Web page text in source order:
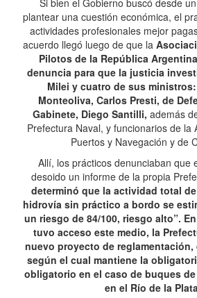
Si bien el Gobierno buscó desde
plantear una cuestión económica, el
actividades profesionales mejor
acuerdo llegó luego de que la
Pilotos de la República
denuncia para que la justicia
Milei y cuatro de sus
Monteoliva, Carlos Presti, de
Gabinete, Diego Santilli, además
Prefectura Naval, y funcionarios de la
Puertos y Navegación y de
Allí, los prácticos denunciaban que
desoido un informe de la propia
determinó que la actividad total
hidrovía sin práctico a bordo se
un riesgo de 84/100, riesgo alto”.
tuvo acceso este medio, la
nuevo proyecto de
según el cual mantiene la
obligatorio en el caso de buques
en el Río de la